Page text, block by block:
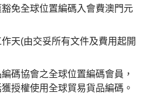
免全球位置編碼入會費澳門元
天(由交妥所有文件及費用起開
碼協會之全球位置編碼會員，
授權使用全球貿易貨品編碼。